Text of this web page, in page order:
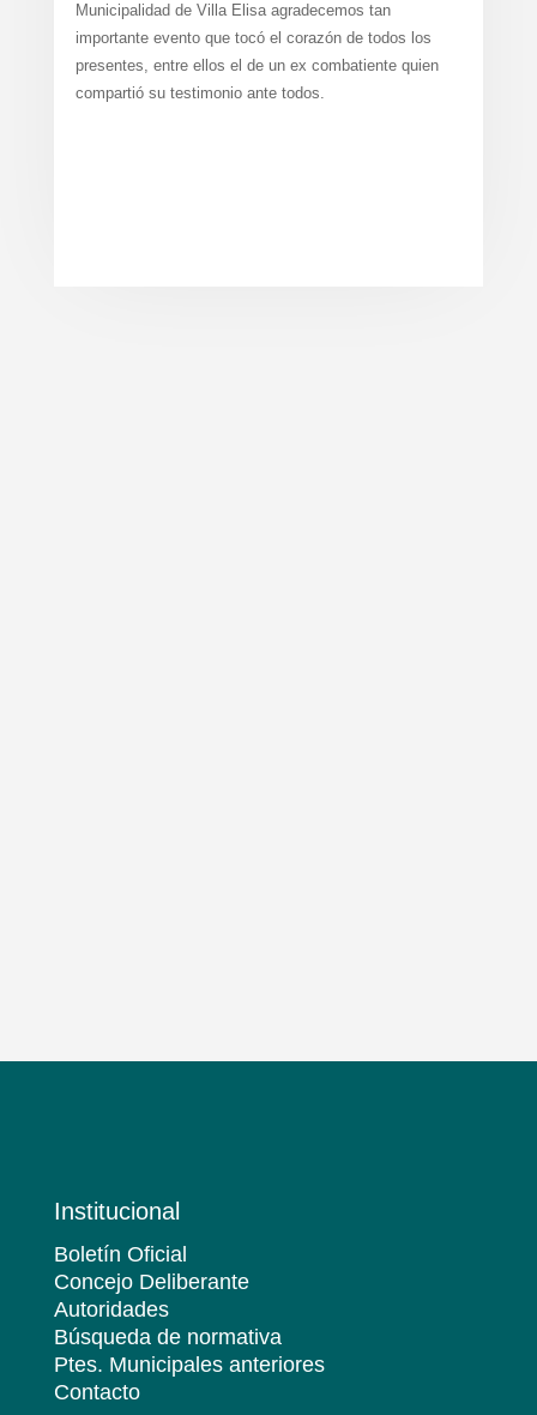
Municipalidad de Villa Elisa agradecemos tan
importante evento que tocó el corazón de todos los
presentes, entre ellos el de un ex combatiente quien
compartió su testimonio ante todos.
Institucional
Boletín Oficial
Concejo Deliberante
Autoridades
Búsqueda de normativa
Ptes. Municipales anteriores
Contacto